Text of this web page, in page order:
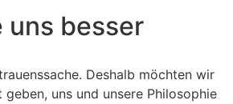
uns besser
Deshalb möchten wir
uns und unsere Philosophie